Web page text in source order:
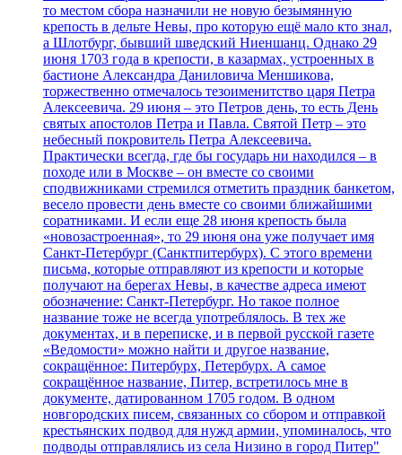
то местом сбора назначили не новую безымянную
крепость в дельте Невы, про которую ещё мало кто знал,
а Шлотбург, бывший шведский Ниеншанц. Однако 29
июня 1703 года в крепости, в казармах, устроенных в
бастионе Александра Даниловича Меншикова,
торжественно отмечалось тезоименитство царя Петра
Алексеевича. 29 июня – это Петров день, то есть День
святых апостолов Петра и Павла. Святой Петр – это
небесный покровитель Петра Алексеевича.
Практически всегда, где бы государь ни находился – в
походе или в Москве – он вместе со своими
сподвижниками стремился отметить праздник банкетом,
весело провести день вместе со своими ближайшими
соратниками. И если еще 28 июня крепость была
«новозастроенная», то 29 июня она уже получает имя
Санкт-Петербург (Санктпитербурх). С этого времени
письма, которые отправляют из крепости и которые
получают на берегах Невы, в качестве адреса имеют
обозначение: Санкт-Петербург. Но такое полное
название тоже не всегда употреблялось. В тех же
документах, и в переписке, и в первой русской газете
«Ведомости» можно найти и другое название,
сокращённое: Питербурх, Петербурх. А самое
сокращённое название, Питер, встретилось мне в
документе, датированном 1705 годом. В одном
новгородских писем, связанных со сбором и отправкой
крестьянских подвод для нужд армии, упоминалось, что
подводы отправлялись из села Низино в город Питер"